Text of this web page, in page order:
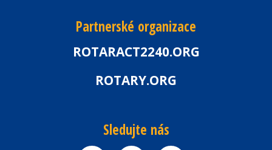
Partnerské organizace
ROTARACT2240.ORG
ROTARY.ORG
Sledujte nás